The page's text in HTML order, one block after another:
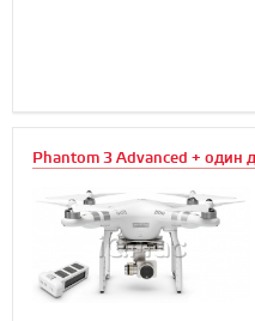
Phantom 3 Advanced + один